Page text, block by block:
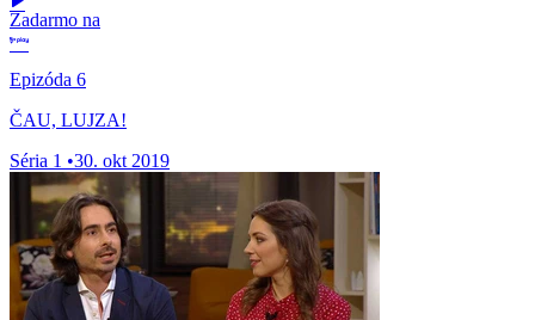
Zadarmo na
Epizóda 6
ČAU, LUJZA!
Séria 1 •30. okt 2019